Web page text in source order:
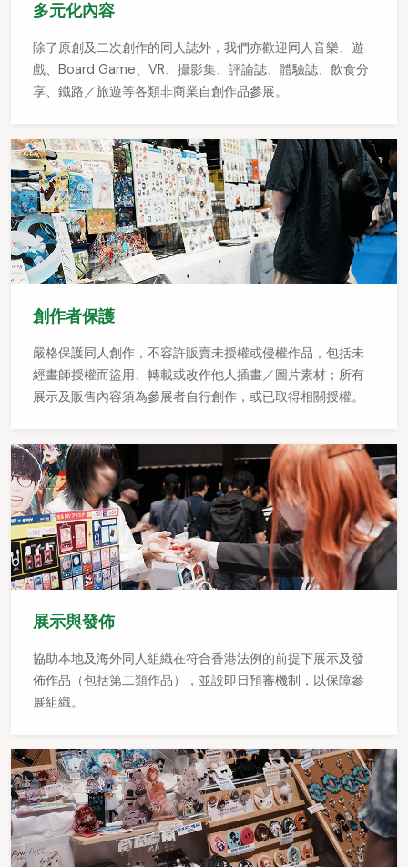
多元化內容
除了原創及二次創作的同人誌外，我們亦歡迎同人音樂、遊
戲、Board Game、VR、攝影集、評論誌、體驗誌、飲食分
享、鐵路／旅遊等各類非商業自創作品參展。
創作者保護
嚴格保護同人創作，不容許販賣未授權或侵權作品，包括未
經畫師授權而盜用、轉載或改作他人插畫／圖片素材；所有
展示及販售內容須為參展者自行創作，或已取得相關授權。
展示與發佈
協助本地及海外同人組織在符合香港法例的前提下展示及發
佈作品（包括第二類作品），並設即日預審機制，以保障參
展組織。